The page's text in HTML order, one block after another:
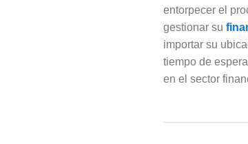
entorpecer el
gestionar su
importar su
tiempo de
en el sector